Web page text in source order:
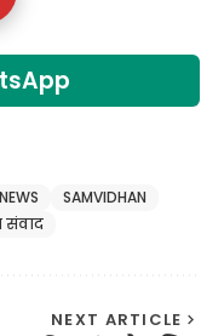
SAMVIDHAN
संवाद
NEXT ARTICLE